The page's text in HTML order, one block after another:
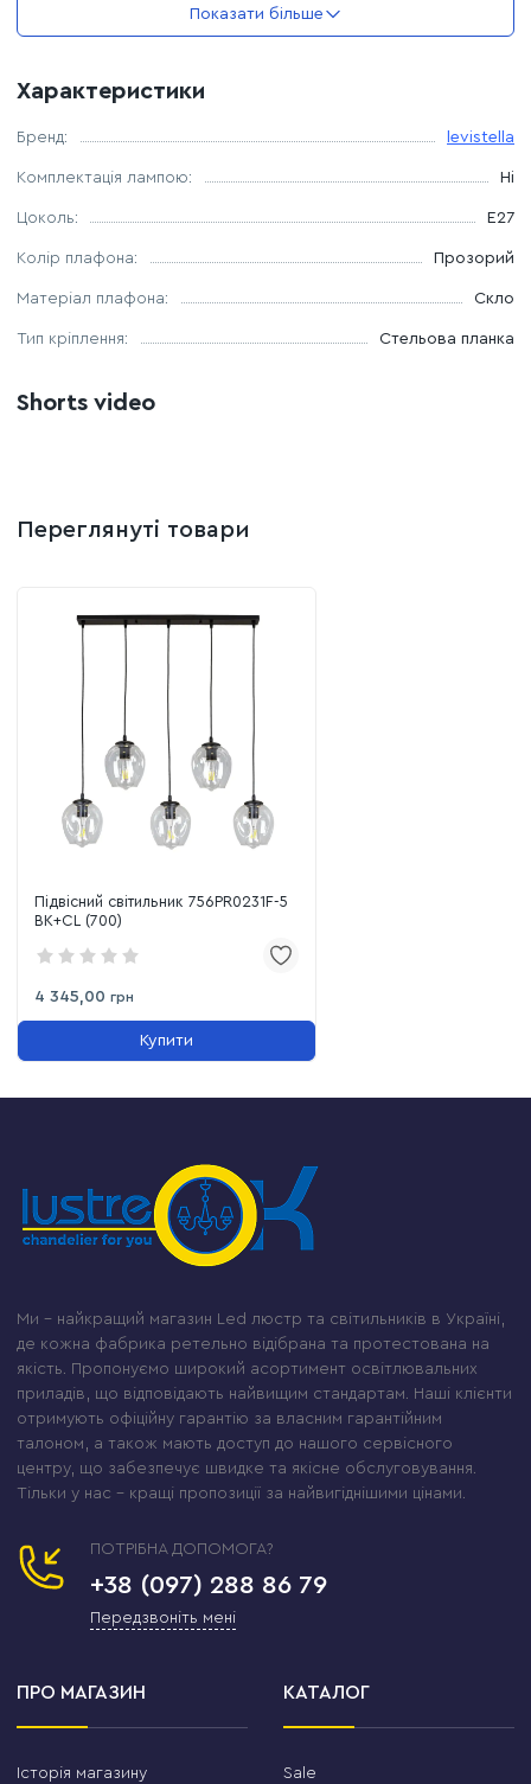
Максимальна потужність лампочки 60 Ватт
Можливість використання лампи: LED, розжарювання,
Комплектація лампочками: Немає
Показати більше
Характеристики
Бренд: levistella
Комплектація лампою: Ні
Цоколь: E27
Колір плафона: Прозорий
Матеріал плафона: Скло
Тип кріплення: Стельова планка
Shorts video
Переглянуті товари
Підвісний світильник 756PR0231F-5
BK+CL (700)
4 345,00 грн
Купити
Ми – найкращий магазин Led люстр та світильників в Україні,
де кожна фабрика ретельно відібрана та протестована на
якість. Пропонуємо широкий асортимент освітлювальних
приладів, що відповідають найвищим стандартам. Наші клієнти
отримують офіційну гарантію за власним гарантійним
талоном, а також мають доступ до нашого сервісного
центру, що забезпечує швидке та якісне обслуговування.
Тільки у нас – кращі пропозиції за найвигіднішими цінами.
ПОТРІБНА ДОПОМОГА?
+38 (097) 288 86 79
Передзвоніть мені
ПРО МАГАЗИН
Історія магазину
КАТАЛОГ
Sale